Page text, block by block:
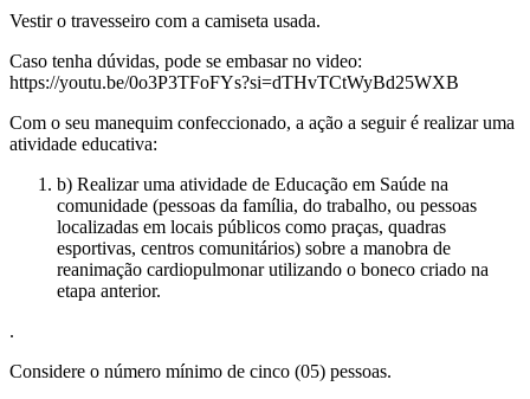
Vestir o travesseiro com a camiseta usada.
Caso tenha dúvidas, pode se embasar no video:
https://youtu.be/0o3P3TFoFYs?si=dTHvTCtWyBd25WXB
Com o seu manequim confeccionado, a ação a seguir é realizar uma
atividade educativa:
b) Realizaruma atividade de Educação em Saúde na
comunidade (pessoas da família, do trabalho, ou pessoas
localizadas em locais públicos como praças, quadras
esportivas, centros comunitários) sobre a manobra de
reanimação cardiopulmonar utilizando o boneco criado na
etapa anterior.
​.
Considere o número mínimo de cinco (05) pessoas.